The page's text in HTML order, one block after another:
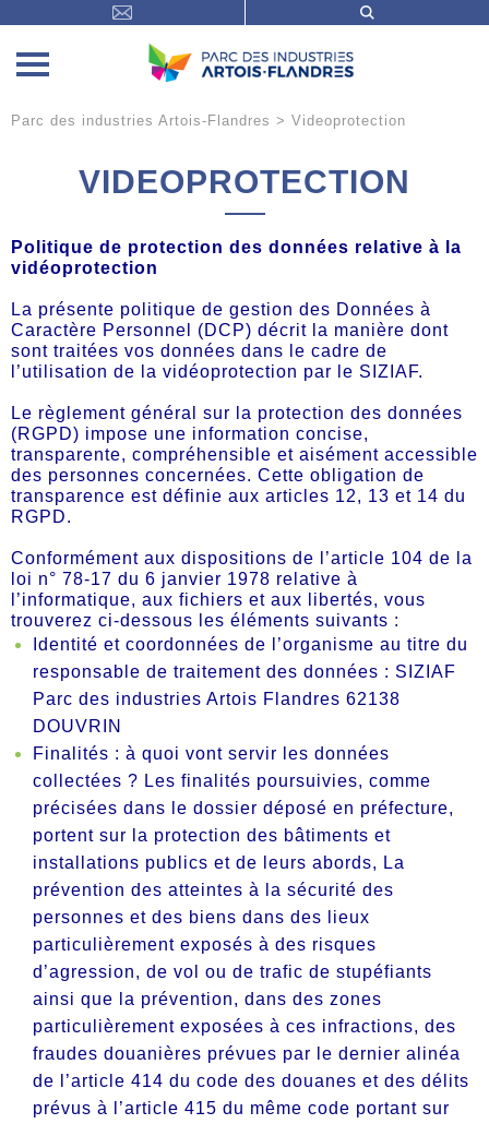
Parc des industries Artois-Flandres > Videoprotection
VIDEOPROTECTION
Politique de protection des données relative à la
vidéoprotection
La présente politique de gestion des Données à
Caractère Personnel (DCP) décrit la manière dont
sont traitées vos données dans le cadre de
l’utilisation de la vidéoprotection par le SIZIAF.
Le règlement général sur la protection des données
(RGPD) impose une information concise,
transparente, compréhensible et aisément accessible
des personnes concernées. Cette obligation de
transparence est définie aux articles 12, 13 et 14 du
RGPD.
Conformément aux dispositions de l’article 104 de la
loi n° 78-17 du 6 janvier 1978 relative à
l’informatique, aux fichiers et aux libertés, vous
trouverez ci-dessous les éléments suivants :
Identité et coordonnées de l’organisme au titre du
responsable de traitement des données : SIZIAF
Parc des industries Artois Flandres 62138
DOUVRIN
Finalités : à quoi vont servir les données
collectées ? Les finalités poursuivies, comme
précisées dans le dossier déposé en préfecture,
portent sur la protection des bâtiments et
installations publics et de leurs abords, La
prévention des atteintes à la sécurité des
personnes et des biens dans des lieux
particulièrement exposés à des risques
d’agression, de vol ou de trafic de stupéfiants
ainsi que la prévention, dans des zones
particulièrement exposées à ces infractions, des
fraudes douanières prévues par le dernier alinéa
de l’article 414 du code des douanes et des délits
prévus à l’article 415 du même code portant sur